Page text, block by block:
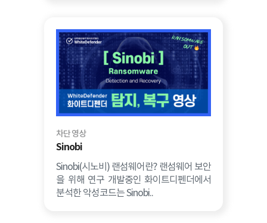
차단 영상
Sinobi
Sinobi(시노비) 랜섬웨어란? 랜섬웨어 보안
을 위해 연구 개발중인 화이트디펜더에서
분석한 악성코드는 Sinobi..